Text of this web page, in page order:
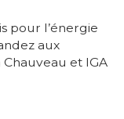
pour l’énergie
aux
et IGA